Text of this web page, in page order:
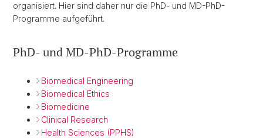
organisiert. Hier sind daher nur die PhD- und MD-PhD-
Programme aufgeführt.
PhD- und MD-PhD-Programme
Biomedical Engineering
Biomedical Ethics
Biomedicine
Clinical Research
Health Sciences (PPHS)